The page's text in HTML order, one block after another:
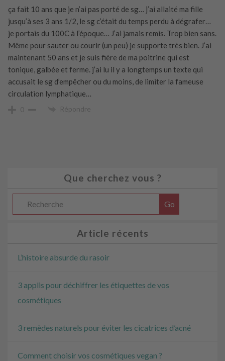
ça fait 10 ans que je n’ai pas porté de sg… j’ai allaité ma fille
jusqu’à ses 3 ans 1/2, le sg c’était du temps perdu à dégrafer…
je portais du 100C à l’époque… J’ai jamais remis. Trop bien sans.
Même pour sauter ou courir (un peu) je supporte très bien. J’ai
maintenant 50 ans et je suis fière de ma poitrine qui est
tonique, galbée et ferme. j’ai lu il y a longtemps un texte qui
accusait le sg d’empêcher ou du moins, de limiter la fameuse
circulation lymphatique…
0 Répondre
Que cherchez vous ?
Article récents
L’histoire absurde du rasoir
3 applis pour déchiffrer les étiquettes de vos
cosmétiques
3 remèdes naturels pour éviter les cicatrices d’acné
Comment choisir vos cosmétiques vegan ?